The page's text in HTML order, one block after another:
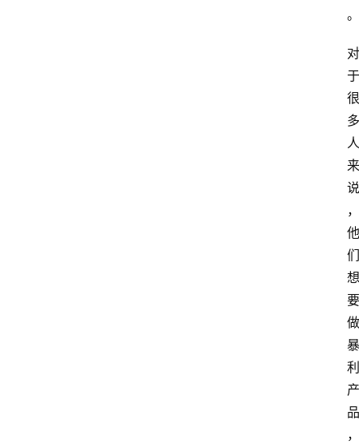
。
对
于
很
多
人
来
说
，
他
们
想
要
做
暴
利
产
品
，